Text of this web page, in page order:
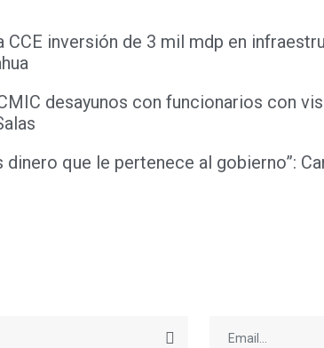
CCE inversión de 3 mil mdp en
desayunos con funcionarios con
dinero que le pertenece al gobierno”: